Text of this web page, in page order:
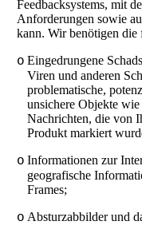
Feedbacksystems, mit
Anforderungen sowie
kann. Wir benötigen die
o Eingedrungene
Viren und anderen
problematische,
unsichere Objekte
Nachrichten, die von
Produkt markiert
o Informationen zur
geografische
Frames;
o Absturzabbilder und